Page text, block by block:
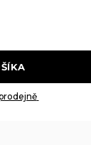
Ověřit dostupnost v prodejně